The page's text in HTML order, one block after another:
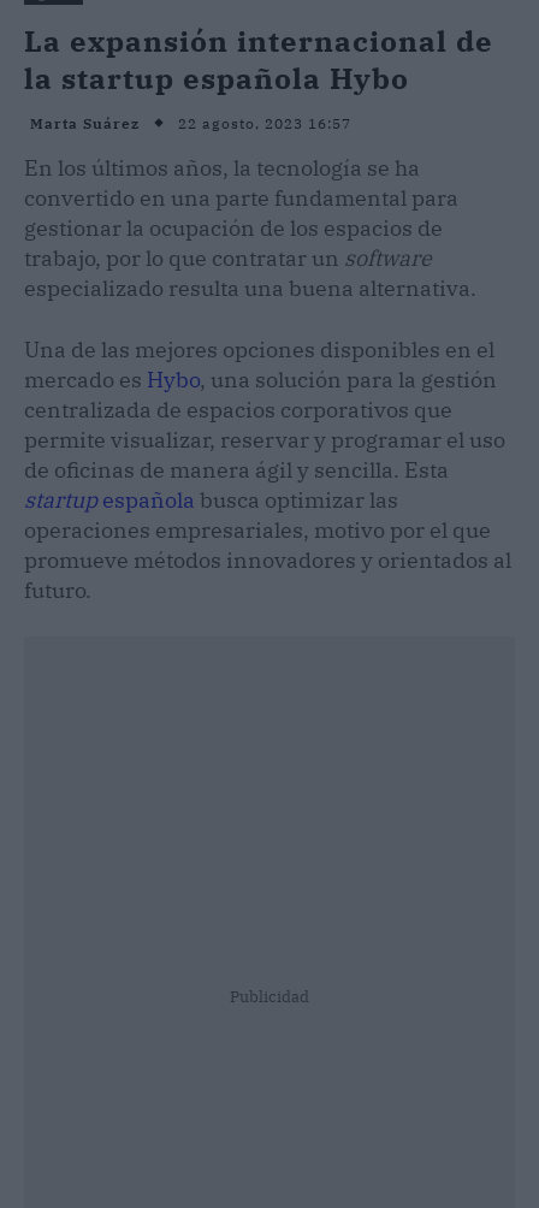
La expansión internacional de
la startup española Hybo
Marta Suárez 22 agosto, 2023 16:57
En los últimos años, la tecnología se ha
convertido en una parte fundamental para
gestionar la ocupación de los espacios de
trabajo, por lo que contratar un software
especializado resulta una buena alternativa.
Una de las mejores opciones disponibles en el
mercado es Hybo, una solución para la gestión
centralizada de espacios corporativos que
permite visualizar, reservar y programar el uso
de oficinas de manera ágil y sencilla. Esta
startupespañola busca optimizar las
operaciones empresariales, motivo por el que
promueve métodos innovadores y orientados al
futuro.
Publicidad